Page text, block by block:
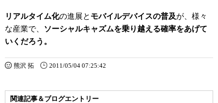
リアルタイム化の進展と モバイルデバイスの普及が、様々
な産業で、
ソーシャルキャズムを乗り越える確率をあげて
いくだろう。
熊沢 拓 2011/05/04 07:25:42
関連記事＆ブログエントリー